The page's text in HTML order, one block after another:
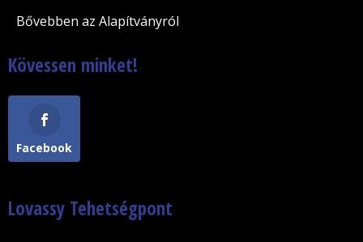
Bővebben az Alapítványról
Kövessen minket!
Facebook
Lovassy Tehetségpont